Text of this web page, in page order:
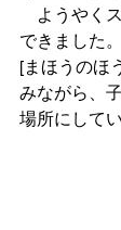
ようやく
できました
[まほうのほ
みながら、
場所にして